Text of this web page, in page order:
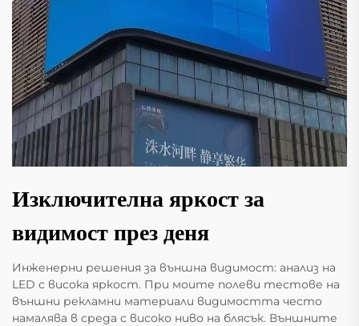
Изключителна яркост за
видимост през деня
Инженерни решения за външна видимост: анализ на
LED с висока яркост. При моите полеви тестове на
външни рекламни материали видимостта често
намалява в среда с високо ниво на блясък. Външните